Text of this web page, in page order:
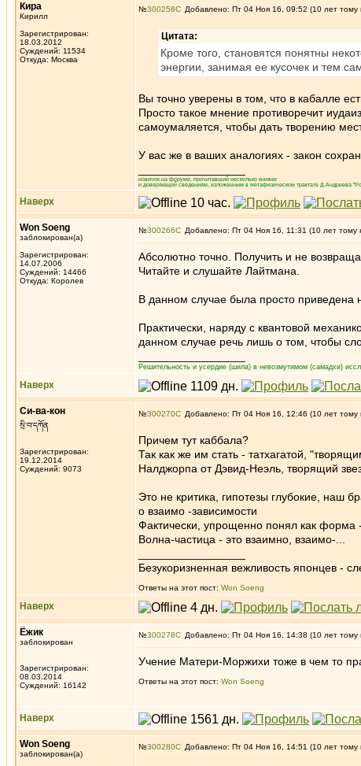
Кира
Кирилл
Зарегистрирован:
18.03.2012
Суждений: 11534
Откуда: Москва
№300258 Добавлено: Пт 04 Ноя 16, 09:52 (10 лет тому
Цитата:
Кроме того, становятся понятны
энергии, занимая ее кусочек и тем
Вы точно уверены в том, что в кабалле
Просто такое мнение противоречит
самоумаляется, чтобы дать творению
У вас же в ваших аналогиях - закон
новичок на форуме, прочитавший несколько книжек
и доверяющий сведениям, изложенным в метафизическом трактате Д.Андреева
Наверх
Won Soeng
заблокирован(а)
Зарегистрирован:
14.07.2006
Суждений: 14466
Откуда: Королев
№300266 Добавлено: Пт 04 Ноя 16, 11:31 (10 лет тому
Абсолютно точно. Получить и не
Читайте и слушайте Лайтмана.
В данном случае была просто приведена
Практически, наряду с квантовой
данном случае речь лишь о том, чтобы
Решительность и усердие (шила) в невозмутимом (самадхи)
Наверх
Си-ва-кон
སྲི་བ་དཀོན
Зарегистрирован:
19.12.2014
Суждений: 9073
№300270 Добавлено: Пт 04 Ноя 16, 12:46 (10 лет тому
Причем тут каббала?
Так как же им стать - татхагатой,
Налджорпа от Дэвид-Неэль, творящий
Это не критика, гипотезы глубокие, наш
о взаимо -зависимости
Фактически, упрощенно понял как форма
Волна-частица - это взаимно, взаимо-...
Безукоризненная вежливость японцев -
Ответы на этот пост: Won Soeng
Наверх
Ёжик
заблокирован
Зарегистрирован:
08.03.2014
Суждений: 16142
№300278 Добавлено: Пт 04 Ноя 16, 14:38 (10 лет тому
Учение Матери-Моржихи тоже в чем то
Ответы на этот пост: Won Soeng
Наверх
Won Soeng
заблокирован(а)
№300280 Добавлено: Пт 04 Ноя 16, 14:51 (10 лет тому